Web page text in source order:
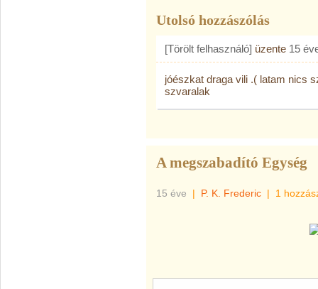
Utolsó hozzászólás
[Törölt felhasználó] üzente 15
jóészkat draga vili .( latam nics
szvaralak
A megszabadító Egység
15 éve | P. K. Frederic | 1